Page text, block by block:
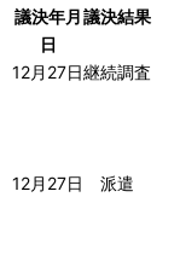
議決年月
日
議決結果
12月27日継続調査
12月27日 派遣